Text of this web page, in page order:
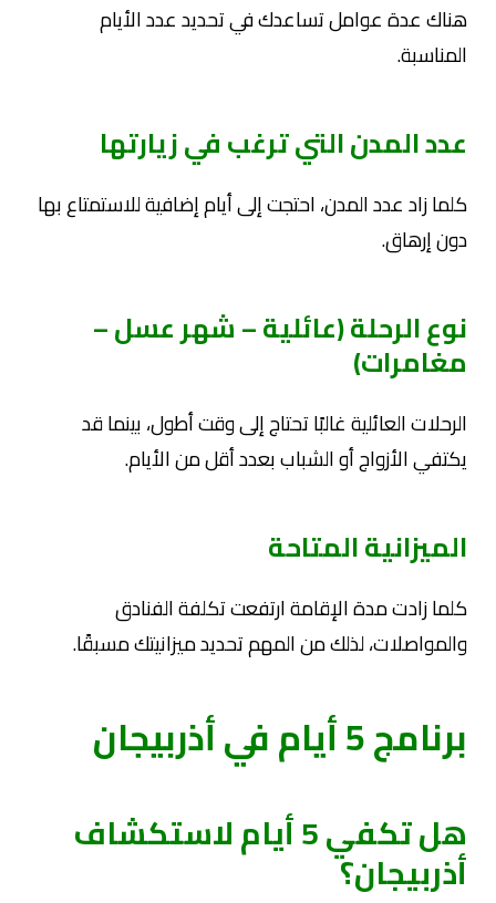
هناك عدة عوامل تساعدك في تحديد عدد الأيام
المناسبة.
عدد المدن التي ترغب في زيارتها
كلما زاد عدد المدن، احتجت إلى أيام إضافية للاستمتاع بها
دون إرهاق.
نوع الرحلة (عائلية – شهر عسل –
مغامرات)
الرحلات العائلية غالبًا تحتاج إلى وقت أطول، بينما قد
يكتفي الأزواج أو الشباب بعدد أقل من الأيام.
الميزانية المتاحة
كلما زادت مدة الإقامة ارتفعت تكلفة الفنادق
والمواصلات، لذلك من المهم تحديد ميزانيتك مسبقًا.
برنامج 5 أيام في أذربيجان
هل تكفي 5 أيام لاستكشاف
أذربيجان؟